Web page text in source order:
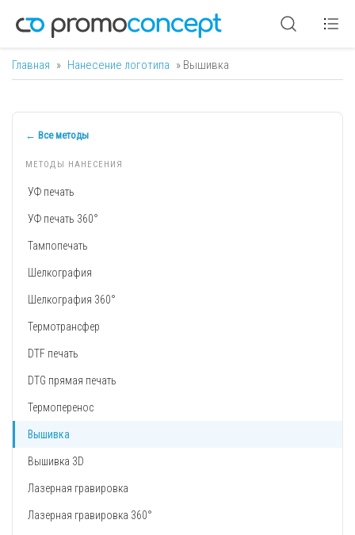
Вы здесь
Главная » Нанесение логотипа » Вышивка
← Все методы
МЕТОДЫ НАНЕСЕНИЯ
УФ печать
УФ печать 360°
Тампопечать
Шелкография
Шелкография 360°
Термотрансфер
DTF печать
DTG прямая печать
Термоперенос
Вышивка
Вышивка 3D
Лазерная гравировка
Лазерная гравировка 360°